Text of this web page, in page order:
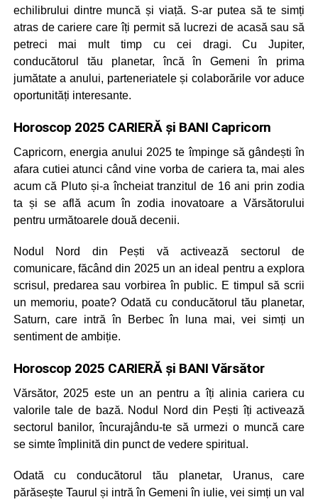
echilibrului dintre muncă și viață. S-ar putea să te simți
atras de cariere care îți permit să lucrezi de acasă sau să
petreci mai mult timp cu cei dragi. Cu Jupiter,
conducătorul tău planetar, încă în Gemeni în prima
jumătate a anului, parteneriatele și colaborările vor aduce
oportunități interesante.
Horoscop 2025 CARIERĂ și BANI Capricorn
Capricorn, energia anului 2025 te împinge să gândești în
afara cutiei atunci când vine vorba de cariera ta, mai ales
acum că Pluto și-a încheiat tranzitul de 16 ani prin zodia
ta și se află acum în zodia inovatoare a Vărsătorului
pentru următoarele două decenii.
Nodul Nord din Pești vă activează sectorul de
comunicare, făcând din 2025 un an ideal pentru a explora
scrisul, predarea sau vorbirea în public. E timpul să scrii
un memoriu, poate? Odată cu conducătorul tău planetar,
Saturn, care intră în Berbec în luna mai, vei simți un
sentiment de ambiție.
Horoscop 2025 CARIERĂ și BANI Vărsător
Vărsător, 2025 este un an pentru a îți alinia cariera cu
valorile tale de bază. Nodul Nord din Pești îți activează
sectorul banilor, încurajându-te să urmezi o muncă care
se simte împlinită din punct de vedere spiritual.
Odată cu conducătorul tău planetar, Uranus, care
părăsește Taurul și intră în Gemeni în iulie, vei simți un val